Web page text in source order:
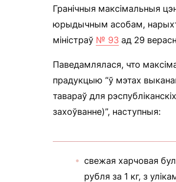
Гранічныя максімальныя
юрыдычным асобам,
міністраў № 93 ад 29
Паведамлялася, что
прадукцыю “ў мэтах
тавараў для
захоўванне)”, наступныя:
свежая харчовая
рубля за 1 кг, з